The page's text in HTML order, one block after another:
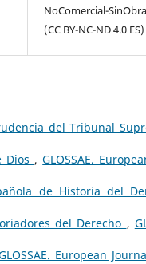
NoComercial-
(CC BY-NC-ND 4.0 ES)
del Tribunal
Dios ,GLOSSAE.
de Historia del
del Derecho ,
European